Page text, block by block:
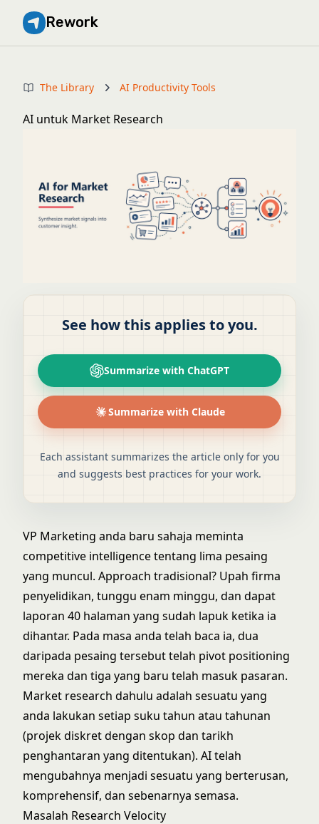
Rework
The Library AI Productivity Tools
AI untuk Market Research
See how this applies to you.
Summarize with ChatGPT
Summarize with Claude
Each assistant summarizes the article only for you
and suggests best practices for your work.
VP Marketing anda baru sahaja meminta
competitive intelligence tentang lima pesaing
yang muncul. Approach tradisional? Upah firma
penyelidikan, tunggu enam minggu, dan dapat
laporan 40 halaman yang sudah lapuk ketika ia
dihantar. Pada masa anda telah baca ia, dua
daripada pesaing tersebut telah pivot positioning
mereka dan tiga yang baru telah masuk pasaran.
Market research dahulu adalah sesuatu yang
anda lakukan setiap suku tahun atau tahunan
(projek diskret dengan skop dan tarikh
penghantaran yang ditentukan). AI telah
mengubahnya menjadi sesuatu yang berterusan,
komprehensif, dan sebenarnya semasa.
Masalah Research Velocity